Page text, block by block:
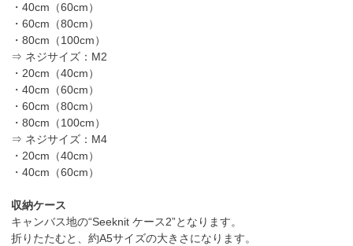
・40cm（60cm）
・60cm（80cm）
・80cm（100cm）
⇒ ネジサイズ：M2
・20cm（40cm）
・40cm（60cm）
・60cm（80cm）
・80cm（100cm）
⇒ ネジサイズ：M4
・20cm（40cm）
・40cm（60cm）
収納ケース
キャンバス地の“Seeknit ケース2”となります。
折りたたむと、約A5サイズの大きさになります。